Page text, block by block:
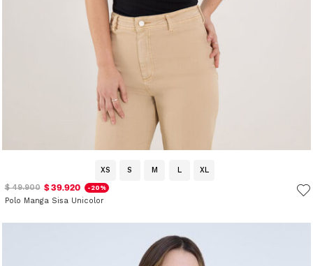
XS S M L
XL
$ 49.900 $ 39.920 -20%
Polo Manga Sisa Unicolor